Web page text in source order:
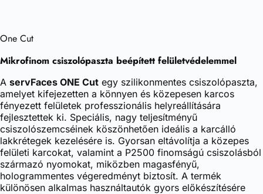
One Cut
Mikrofinom csiszolópaszta beépített felületvédelemmel
A servFaces ONE Cut egy szilikonmentes csiszolópaszta,
amelyet kifejezetten a könnyen és közepesen karcos
fényezett felületek professzionális helyreállítására
fejlesztettek ki. Speciális, nagy teljesítményű
csiszolószemcséinek köszönhetően ideális a karcálló
lakkrétegek kezelésére is. Gyorsan eltávolítja a közepes
felületi karcokat, valamint a P2500 finomságú csiszolásból
származó nyomokat, miközben magasfényű,
hologrammentes végeredményt biztosít. A termék
különösen alkalmas használtautók gyors előkészítésére